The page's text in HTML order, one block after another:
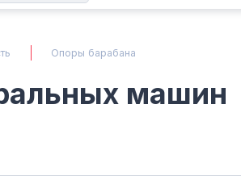
Опоры барабана
машин